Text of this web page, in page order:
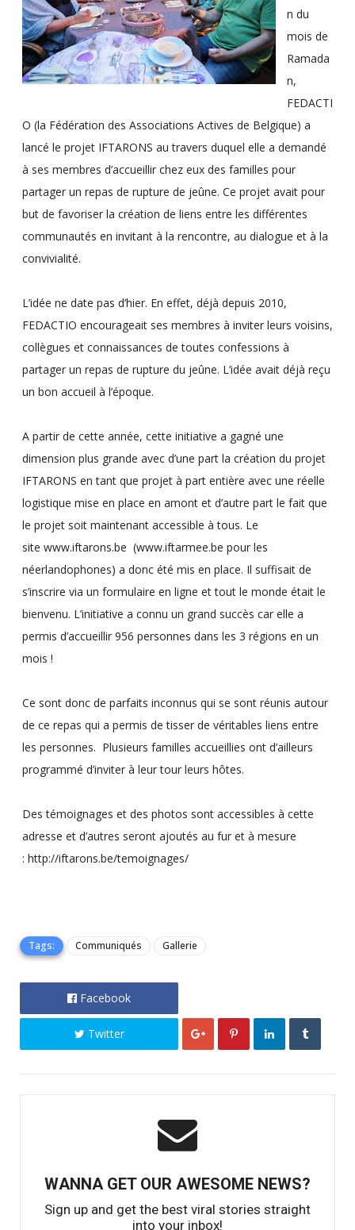
n du
mois de
Ramada
n,
FEDACTI
O (la Fédération des Associations Actives de Belgique) a
lancé le projet IFTARONS au travers duquel elle a demandé
à ses membres d’accueillir chez eux des familles pour
partager un repas de rupture de jeûne. Ce projet avait pour
but de favoriser la création de liens entre les différentes
communautés en invitant à la rencontre, au dialogue et à la
convivialité.
L’idée ne date pas d’hier. En effet, déjà depuis 2010,
FEDACTIO encourageait ses membres à inviter leurs voisins,
collègues et connaissances de toutes confessions à
partager un repas de rupture du jeûne. L’idée avait déjà reçu
un bon accueil à l’époque.
A partir de cette année, cette initiative a gagné une
dimension plus grande avec d’une part la création du projet
IFTARONS en tant que projet à part entière avec une réelle
logistique mise en place en amont et d’autre part le fait que
le projet soit maintenant accessible à tous. Le
site www.iftarons.be (www.iftarmee.be pour les
néerlandophones) a donc été mis en place. Il suffisait de
s’inscrire via un formulaire en ligne et tout le monde était le
bienvenu. L’initiative a connu un grand succès car elle a
permis d’accueillir 956 personnes dans les 3 régions en un
mois !
Ce sont donc de parfaits inconnus qui se sont réunis autour
de ce repas qui a permis de tisser de véritables liens entre
les personnes. Plusieurs familles accueillies ont d’ailleurs
programmé d’inviter à leur tour leurs hôtes.
Des témoignages et des photos sont accessibles à cette
adresse et d’autres seront ajoutés au fur et à mesure
: http://iftarons.be/temoignages/
Tags: Communiqués Gallerie
Facebook
Twitter
WANNA GET OUR AWESOME NEWS?
Sign up and get the best viral stories straight
into your inbox!